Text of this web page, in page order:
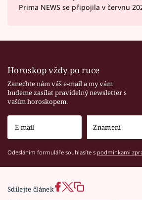
Prima NEWS se připojila v červnu
Horoskop vždy po ruce
Zanechte nám váš e-mail a my vám
budeme zasílat pravidelný newsletter s
vaším horoskopem.
Odesláním formuláře souhlasíte s podmínkami
Sdílejte článek